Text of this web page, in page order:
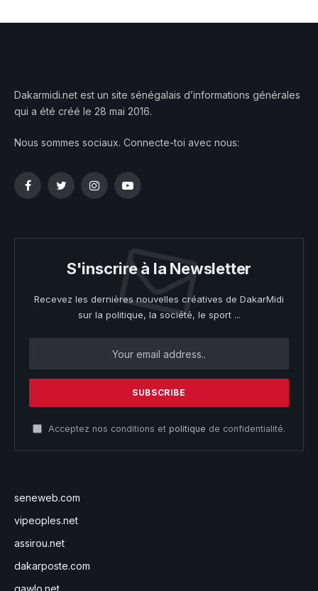
Dakarmidi.net est un site sénégalais d’informations générales
qui a été créé le 28 mai 2016.
Nous sommes sociaux. Connecte-toi avec nous:
FacebookTwitterInstagramYouTube
S'inscrire à la Newsletter
Recevez les dernières nouvelles créatives de DakarMidi
sur la politique, la société, le sport ...
Acceptez nos conditions et politique de confidentialité.
seneweb.com
vipeoples.net
assirou.net
dakarposte.com